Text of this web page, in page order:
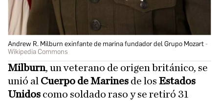
Andrew R. Milburn exinfante de marina fundador del Grupo Mozart
Wikipedia Commons
Milburn, un veterano de origen británico, se
unió al Cuerpo de Marines de los Estados
Unidos como soldado raso y se retiró 31